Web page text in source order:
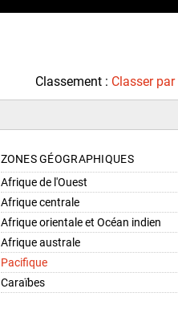
Classement : Classer
ZONES GÉOGRAPHIQUES
Afrique de l'Ouest
Afrique centrale
Afrique orientale et Océan indien
Afrique australe
Pacifique
Caraïbes